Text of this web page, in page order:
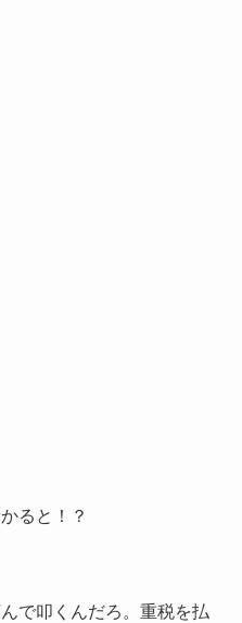
ると！？
で叩くんだろ。重税を払